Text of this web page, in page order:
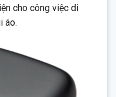
cho công việc di
áo.